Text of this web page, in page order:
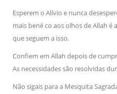
Esperem o Alívio e nunca
mais bené co aos olhos de Allah é
que seguem a isso.
Confiem em Allah depois de
As necessidades são resolvidas
Não sigais para a Mesquita